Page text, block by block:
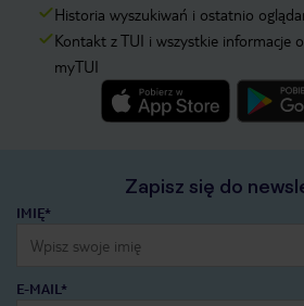
Historia wyszukiwań i ostatnio
Kontakt z TUI i wszystkie informacje
myTUI
Zapisz się do
IMIĘ*
E-MAIL*